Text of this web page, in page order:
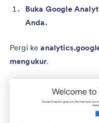
Buka Google
Anda.
Pergi ke
mengukur.